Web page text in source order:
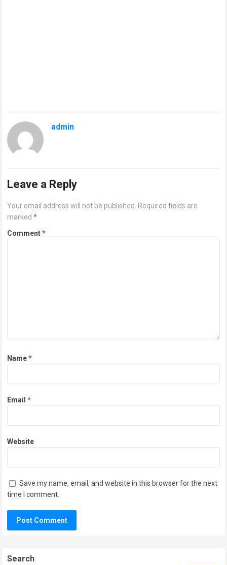
admin
Leave a Reply
Your email address will not be published.
Required fields are
marked*
Comment*
Name*
Email*
Website
Save my name, email, and website in this browser for the next
time I comment.
Search